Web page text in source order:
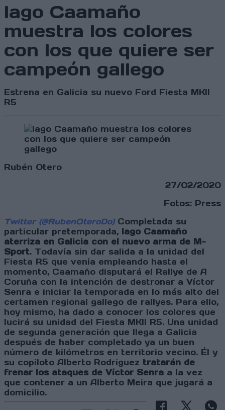
Iago Caamaño
muestra los colores
con los que quiere ser
campeón gallego
Estrena en Galicia su nuevo Ford Fiesta MKII
R5
Rubén Otero
27/02/2020
Fotos: Press
Twitter (@RubenOteroDo)Completada su
particular pretemporada, Iago Caamaño
aterriza en Galicia con el nuevo arma de M-
Sport. Todavía sin dar salida a la unidad del
Fiesta R5 que venía empleando hasta el
momento, Caamaño disputará el Rallye de A
Coruña con la intención de destronar a Víctor
Senra e iniciar la temporada en lo más alto del
certamen regional gallego de rallyes. Para ello,
hoy mismo, ha dado a conocer los colores que
lucirá su unidad del Fiesta MKII R5. Una unidad
de segunda generación que llega a Galicia
después de haber completado ya un buen
número de kilómetros en territorio vecino. Él y
su copiloto Alberto Rodríguez tratarán de
frenar los ataques de Víctor Senra a la vez
que contener a un Alberto Meira que jugará a
domicilio.